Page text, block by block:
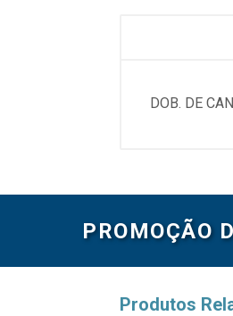
DOB. DE
PROMOÇÃO
Produtos